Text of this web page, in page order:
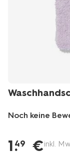
Noch keine
de/badezimmer/
schwere-
1.
49 €inkl.